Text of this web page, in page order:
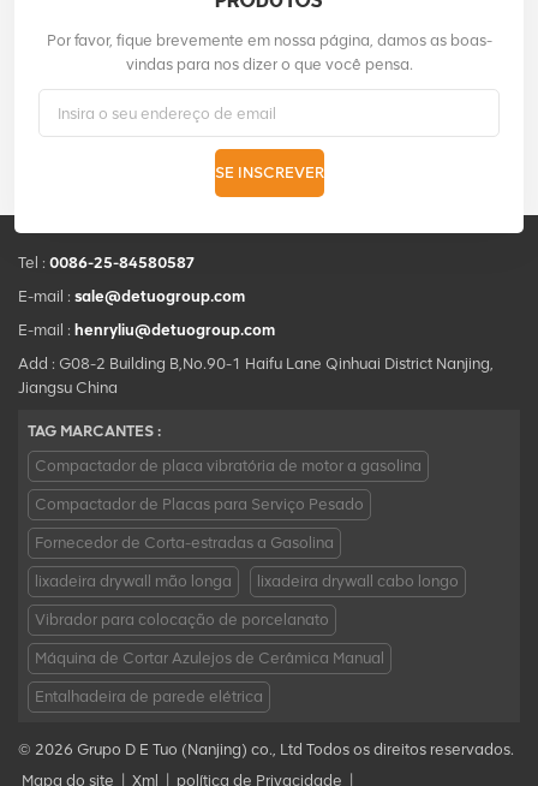
Por favor, fique brevemente em nossa página, damos as boas-
vindas para nos dizer o que você pensa.
SE INSCREVER
Tel : 0086-25-84580587
E-mail : sale@detuogroup.com
E-mail : henryliu@detuogroup.com
Add : G08-2 Building B,No.90-1 Haifu Lane Qinhuai District Nanjing,
Jiangsu China
TAG MARCANTES :
Compactador de placa vibratória de motor a gasolina
Compactador de Placas para Serviço Pesado
Fornecedor de Corta-estradas a Gasolina
lixadeira drywall mão longa lixadeira drywall cabo longo
Vibrador para colocação de porcelanato
Máquina de Cortar Azulejos de Cerâmica Manual
Entalhadeira de parede elétrica
© 2026 Grupo D E Tuo (Nanjing) co., Ltd Todos os direitos reservados.
Mapa do site
Xml política de Privacidade